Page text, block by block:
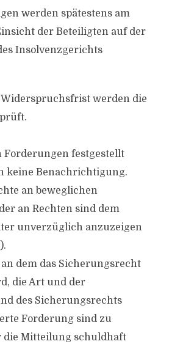
werden spätestens am
der Beteiligten auf der
Insolvenzgerichts
werden die
Forderungen festgestellt
keine Benachrichtigung.
an beweglichen
an Rechten sind dem
unverzüglich anzuzeigen
dem das Sicherungsrecht
die Art und der
des Sicherungsrechts
Forderung sind zu
die Mitteilung schuldhaft